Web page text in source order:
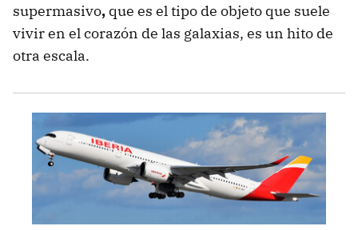
supermasivo, que es el tipo de objeto que suele
vivir en el corazón de las galaxias, es un hito de
otra escala.